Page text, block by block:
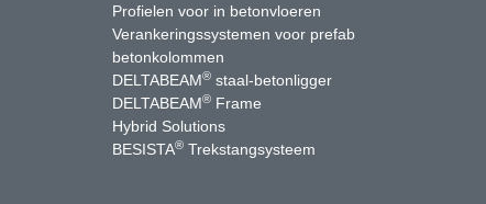
Profielen voor in betonvloeren
Verankeringssystemen voor prefab
betonkolommen
DELTABEAM® staal-betonligger
DELTABEAM® Frame
Hybrid Solutions
BESISTA® Trekstangsysteem